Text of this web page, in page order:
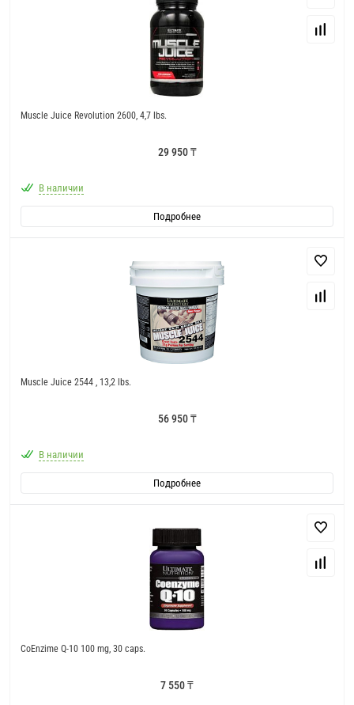
Muscle Juice Revolution 2600, 4,7 lbs.
29 950 ₸
В наличии
Подробнее
Muscle Juice 2544 , 13,2 lbs.
56 950 ₸
В наличии
Подробнее
CoEnzime Q-10 100 mg, 30 caps.
7 550 ₸